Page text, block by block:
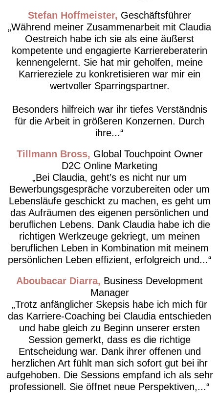
Stefan Hoffmeister Geschäftsführer
Während meiner Zusammenarbeit mit Claudia
Oestreich habe ich sie als eine äußerst
kompetente und engagierte Karriereberaterin
kennengelernt. Sie hat mir geholfen, meine
Karriereziele zu konkretisieren war mir ein
wertvoller Sparringspartner.
Besonders hilfreich war ihr tiefes Verständnis
für die Arbeit in größeren Konzernen. Durch
ihre...
Tillmann Bross
Global Touchpoint Owner
D2C Online Marketing
Bei Claudia, geht’s es nicht nur um
Bewerbungsgespräche vorzubereiten oder um
Lebensläufe geschickt zu machen, es geht um
das Aufräumen des eigenen persönlichen und
beruflichen Lebens. Dank Claudia habe ich die
richtigen Werkzeuge gekriegt, um meinen
beruflichen Leben in Kombination mit meinem
persönlichen Leben effizient, erfolgreich und...
Aboubacar Diarra Business Development
Manager
Trotz anfänglicher Skepsis habe ich mich für
das Karriere-Coaching bei Claudia entschieden
und habe gleich zu Beginn unserer ersten
Session gemerkt, dass es die richtige
Entscheidung war. Dank ihrer offenen und
herzlichen Art fühlt man sich sofort gut bei ihr
aufgehoben. Die Sessions empfand ich als sehr
professionell. Sie öffnet neue Perspektiven,...